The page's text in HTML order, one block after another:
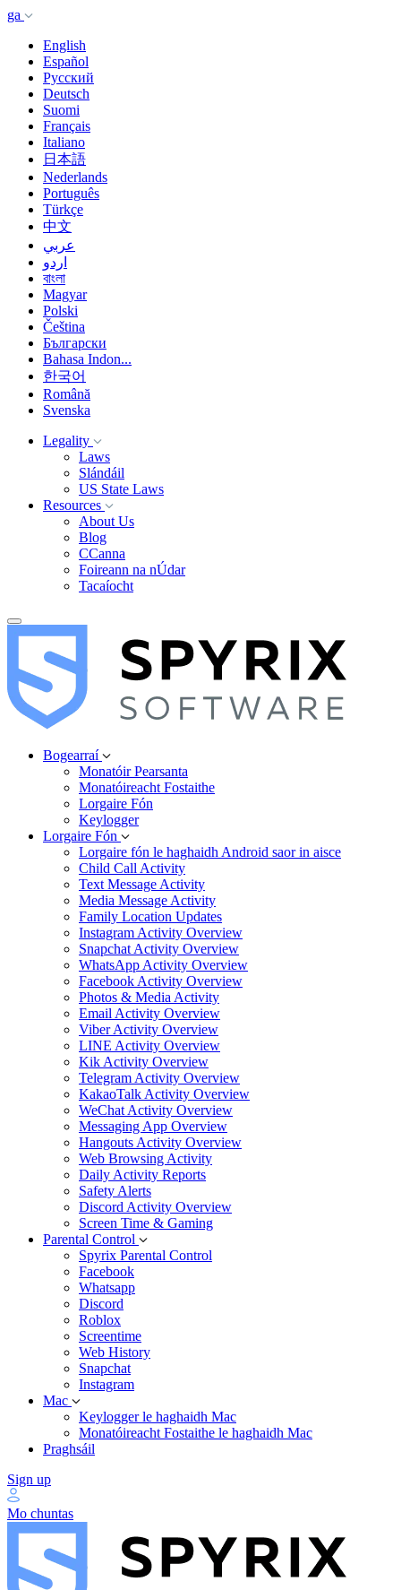
ga
English
Español
Русский
Deutsch
Suomi
Français
Italiano
日本語
Nederlands
Português
Türkçe
中文
عربي
اردو
বাংলা
Magyar
Polski
Čeština
Български
Bahasa Indon...
한국어
Română
Svenska
Legality
Laws
Slándáil
US State Laws
Resources
About Us
Blog
CCanna
Foireann na nÚdar
Tacaíocht
Bogearraí
Monatóir Pearsanta
Monatóireacht Fostaithe
Lorgaire Fón
Keylogger
Lorgaire Fón
Lorgaire fón le haghaidh Android saor in aisce
Child Call Activity
Text Message Activity
Media Message Activity
Family Location Updates
Instagram Activity Overview
Snapchat Activity Overview
WhatsApp Activity Overview
Facebook Activity Overview
Photos & Media Activity
Email Activity Overview
Viber Activity Overview
LINE Activity Overview
Kik Activity Overview
Telegram Activity Overview
KakaoTalk Activity Overview
WeChat Activity Overview
Messaging App Overview
Hangouts Activity Overview
Web Browsing Activity
Daily Activity Reports
Safety Alerts
Discord Activity Overview
Screen Time & Gaming
Parental Control
Spyrix Parental Control
Facebook
Whatsapp
Discord
Roblox
Screentime
Web History
Snapchat
Instagram
Mac
Keylogger le haghaidh Mac
Monatóireacht Fostaithe le haghaidh Mac
Praghsáil
Sign up
Mo chuntas